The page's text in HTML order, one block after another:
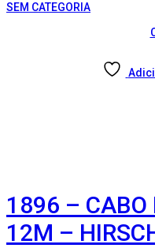
SEM CATEGORIA
1896 – CABO
12M –